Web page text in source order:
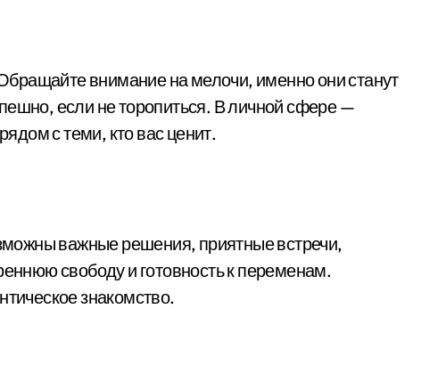
внимание на мелочи, именно они станут
если не торопиться. В личной сфере —
с теми, кто вас ценит.
важные решения, приятные встречи,
свободу и готовность к переменам.
знакомство.